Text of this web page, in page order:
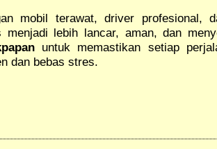
mobil terawat, driver profesional,
menjadi lebih lancar, aman, dan
untuk memastikan setiap
dan bebas stres.